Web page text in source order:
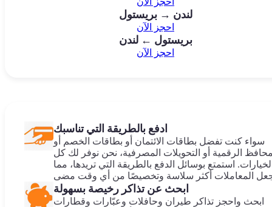
لندن → بريستول
احجز الآن
بريستول ← لندن
احجز الآن
ادفع بالطريقة التي تناسبك
سواء كنت تفضل بطاقات الائتمان أو بطاقات الخصم أو
الرقمية أو التحويلات المصرفية، نحن نوفر لك كل
استمتع بوسائل الدفع بالطريقة التي تريدها، مما
ابحث عن تذاكر رخيصة بسهولة
ابحث واحجز تذاكر طيران وحافلات وعبّارات وقطارات